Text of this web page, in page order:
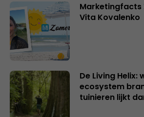
Marketingfacts
Vita Kovalenko
De Living Helix:
ecosystem
tuinieren lijkt